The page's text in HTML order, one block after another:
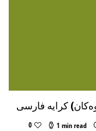
کرایە فارسی
1 min read
0